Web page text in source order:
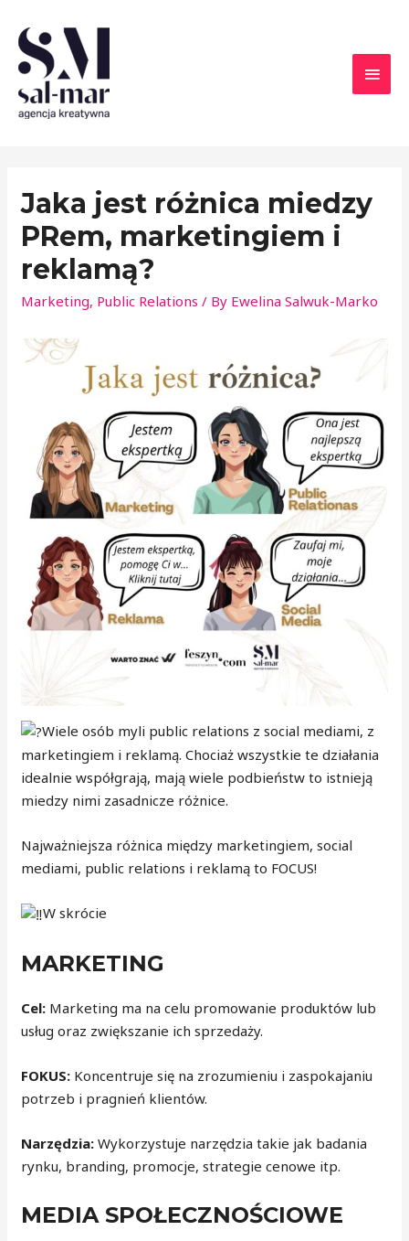
Jaka jest różnica miedzy
PRem, marketingiem i
reklamą?
Marketing, Public Relations / By Ewelina Salwuk-Marko
Wiele osób myli public relations z social mediami, z
marketingiem i reklamą. Chociaż wszystkie te działania
idealnie współgrają, mają wiele podbieństw to istnieją
miedzy nimi zasadnicze różnice.
Najważniejsza różnica między marketingiem, social
mediami, public relations i reklamą to FOCUS!
W skrócie
MARKETING
Cel: Marketing ma na celu promowanie produktów lub
usług oraz zwiększanie ich sprzedaży.
FOKUS: Koncentruje się na zrozumieniu i zaspokajaniu
potrzeb i pragnień klientów.
Narzędzia: Wykorzystuje narzędzia takie jak badania
rynku, branding, promocje, strategie cenowe itp.
MEDIA SPOŁECZNOŚCIOWE